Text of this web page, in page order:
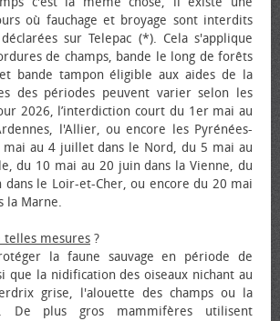
où fauchage et broyage sont interdits
sur Telepac (*). Cela s'applique
de champs, bande le long de forêts
bande tampon éligible aux aides de la
des périodes peuvent varier selon les
2026, l’interdiction court du 1er mai au
l'Allier, ou encore les Pyrénées-
au 4 juillet dans le Nord, du 5 mai au
du 10 mai au 20 juin dans la Vienne, du
dans le Loir-et-Cher, ou encore du 20 mai
la Marne.
telles mesures ?
la faune sauvage en période de
que la nidification des oiseaux nichant au
grise, l'alouette des champs ou la
De plus gros mammifères utilisent